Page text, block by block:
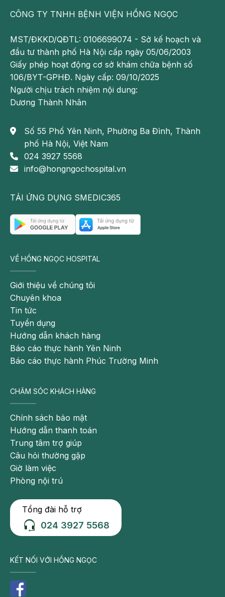
CÔNG TY TNHH BỆNH VIỆN HỒNG NGỌC
MST/ĐKKD/QĐTL: 0106699074 - Sở kế hoạch và
đầu tư thành phố Hà Nội cấp ngày 05/06/2003
Giấy phép hoạt động cơ sở khám chữa bệnh số
106/BYT-GPHĐ. Ngày cấp: 09/10/2025
Người chịu trách nhiệm nội dung:
Dương Thành Nhân
Số 55 Phố Yên Ninh, Phường Ba Đình, Thành
phố Hà Nội, Việt Nam
024 3927 5568
info@hongngochospital.vn
TẢI ỨNG DỤNG SMEDIC365
VỀ HỒNG NGỌC HOSPITAL
Giới thiệu về chúng tôi
Chuyên khoa
Tin tức
Tuyển dụng
Hướng dẫn khách hàng
Báo cáo thực hành Yên Ninh
Báo cáo thực hành Phúc Trường Minh
CHĂM SÓC KHÁCH HÀNG
Chính sách bảo mật
Hướng dẫn thanh toán
Trung tâm trợ giúp
Câu hỏi thường gặp
Giờ làm việc
Phòng nội trú
Tổng đài hỗ trợ
024 3927 5568
KẾT NỐI VỚI HỒNG NGỌC